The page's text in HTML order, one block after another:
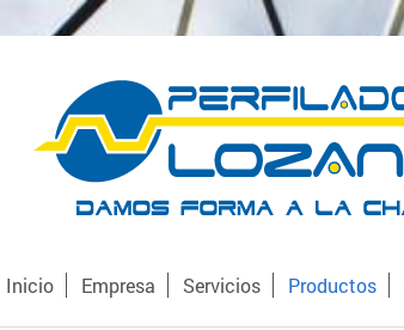
Inicio Empresa Servicios Productos